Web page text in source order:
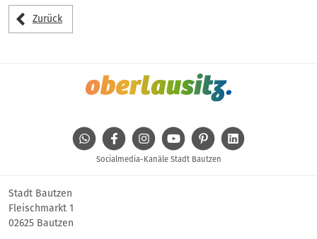
Zurück
WhatsAppFacebookInstagramYoutube Pinterest
Socialmedia-Kanäle Stadt Bautzen
Stadt Bautzen
Fleischmarkt 1
02625 Bautzen